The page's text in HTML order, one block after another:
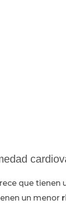
que tienen
un menor